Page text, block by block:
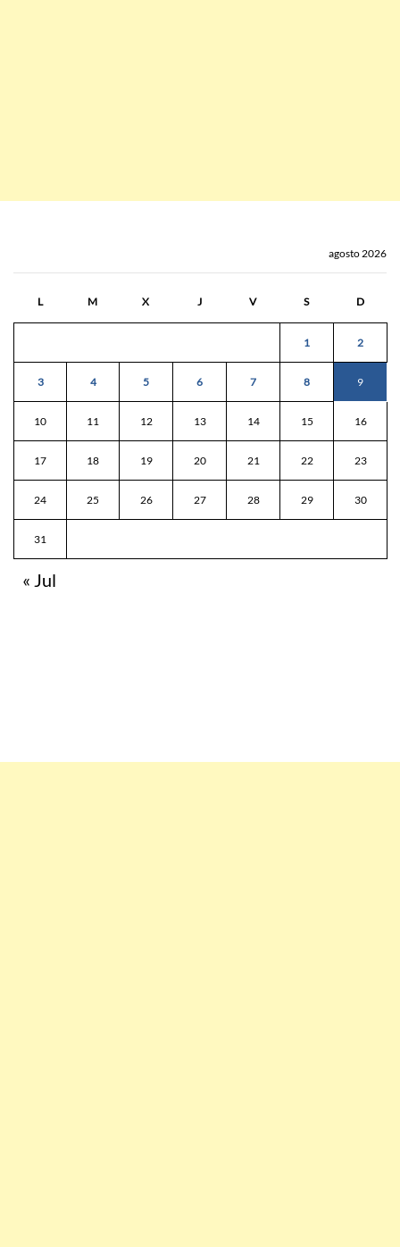
agosto 2026
L M X J V S D
1 2
3 4 5 6 7 8 9
10 11 12 13 14 15 16
17 18 19 20 21 22 23
24 25 26 27 28 29 30
31
« Jul